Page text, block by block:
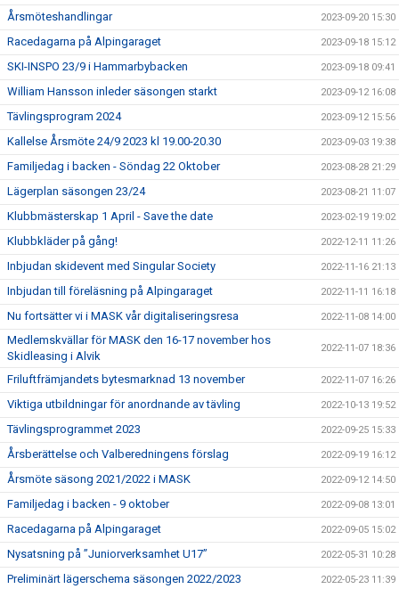
Årsmöteshandlingar 2023-09-20 15:30
Racedagarna på Alpingaraget 2023-09-18 15:12
SKI-INSPO 23/9 i Hammarbybacken 2023-09-18 09:41
William Hansson inleder säsongen starkt 2023-09-12 16:08
Tävlingsprogram 2024 2023-09-12 15:56
Kallelse Årsmöte 24/9 2023 kl 19.00-20.30 2023-09-03 19:38
Familjedag i backen - Söndag 22 Oktober 2023-08-28 21:29
Lägerplan säsongen 23/24 2023-08-21 11:07
Klubbmästerskap 1 April - Save the date 2023-02-19 19:02
Klubbkläder på gång! 2022-12-11 11:26
Inbjudan skidevent med Singular Society 2022-11-16 21:13
Inbjudan till föreläsning på Alpingaraget 2022-11-11 16:18
Nu fortsätter vi i MASK vår digitaliseringsresa 2022-11-08 14:00
Medlemskvällar för MASK den 16-17 november hos
Skidleasing i Alvik
2022-11-07 18:36
Friluftfrämjandets bytesmarknad 13 november 2022-11-07 16:26
Viktiga utbildningar för anordnande av tävling 2022-10-13 19:52
Tävlingsprogrammet 2023 2022-09-25 15:33
Årsberättelse och Valberedningens förslag 2022-09-19 16:12
Årsmöte säsong 2021/2022 i MASK 2022-09-12 14:50
Familjedag i backen - 9 oktober 2022-09-08 13:01
Racedagarna på Alpingaraget 2022-09-05 15:02
Nysatsning på ”Juniorverksamhet U17” 2022-05-31 10:28
Preliminärt lägerschema säsongen 2022/2023 2022-05-23 11:39